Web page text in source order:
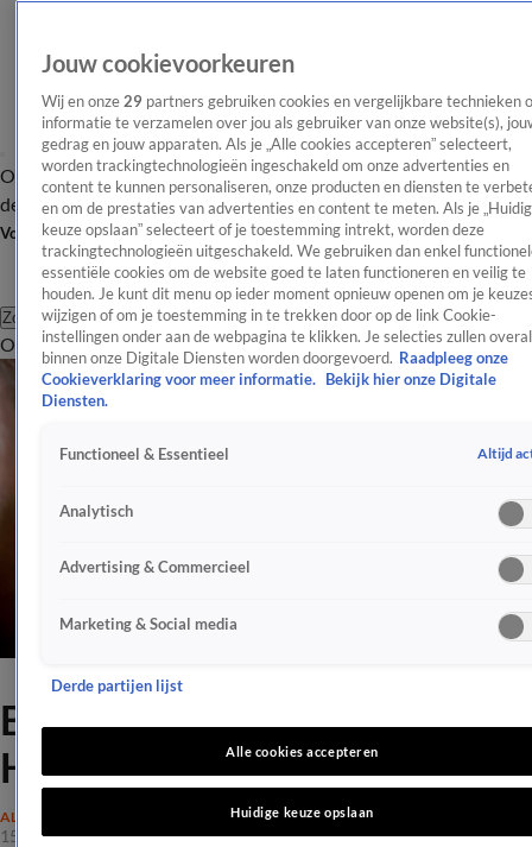
OverzichtAfleveringen Entertainment TV Algemeen
Tip
de redactieNieuwsbrief
Volg Shownieuws
Zoeken
OverzichtEntertainmentSpraakmakendRealityCrimeVideo's
Britse schrijver van The
Horse Whisperer overleden
ALGEMEEN
15 aug 2022, 14:38
Jouw cookievoorkeuren
Wij en onze 29 partners gebruiken cookies en vergelijkbare technieken
informatie te verzamelen over jou als gebruiker van onze website(s),
gedrag en jouw apparaten. Als je „Alle cookies accepteren” selecteert,
worden trackingtechnologieën ingeschakeld om onze advertenties en
content te kunnen personaliseren, onze producten en diensten te
en om de prestaties van advertenties en content te meten. Als je
keuze opslaan” selecteert of je toestemming intrekt, worden deze
trackingtechnologieën uitgeschakeld. We gebruiken dan enkel
essentiële cookies om de website goed te laten functioneren en veilig te
houden. Je kunt dit menu op ieder moment opnieuw openen om je
wijzigen of om je toestemming in te trekken door op de link Cookie-
instellingen onder aan de webpagina te klikken. Je selecties zullen overal
binnen onze Digitale Diensten worden doorgevoerd. Raadpleeg onze
Cookieverklaring voor meer informatie.
Bekijk hier onze Digitale
Diensten.
Functioneel & Essentieel Altijd
Analytisch
Advertising & Commercieel
Marketing & Social media
Derde partijen lijst
Alle cookies accepteren
Huidige keuze opslaan